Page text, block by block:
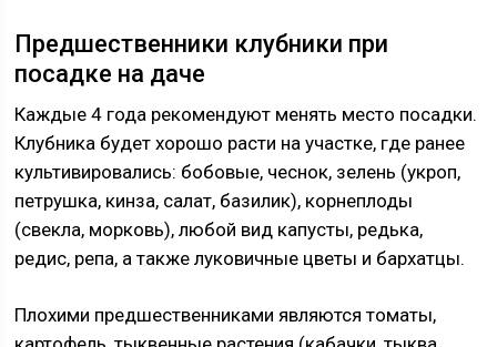
Предшественники клубники при
посадке на даче
Каждые 4 года рекомендуют менять место посадки.
Клубника будет хорошо расти на участке, где ранее
культивировались: бобовые, чеснок, зелень (укроп,
петрушка, кинза, салат, базилик), корнеплоды
(свекла, морковь), любой вид капусты, редька,
редис, репа, а также луковичные цветы и бархатцы.
Плохими предшественниками являются томаты,